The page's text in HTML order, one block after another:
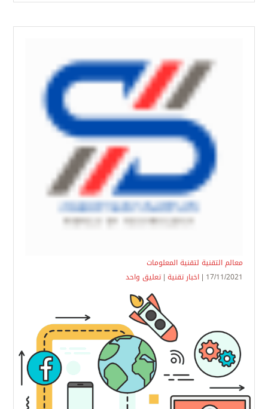
معالم التقنية لتقنية المعلومات
17/11/2021 | اخبار تقنية |تعليق واحد